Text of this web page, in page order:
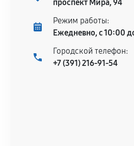
проспект Мира, 94
Режим работы:
Ежедневно, с 10:00
Городской телефон:
+7 (391) 216-91-54